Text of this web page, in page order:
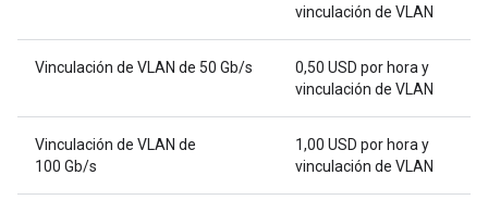
vinculación de VLAN
Vinculación de VLAN de 50 Gb/s
0,50 USD por hora y
vinculación de VLAN
Vinculación de VLAN de
100 Gb/s
1,00 USD por hora y
vinculación de VLAN